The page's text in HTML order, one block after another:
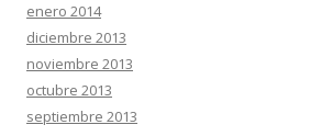
enero 2014
diciembre 2013
noviembre 2013
octubre 2013
septiembre 2013